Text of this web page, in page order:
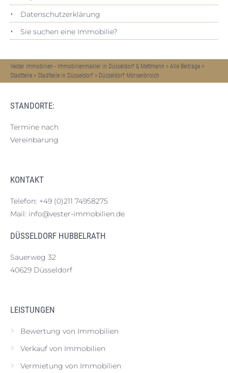
Datenschutz­erklärung
Sie suchen eine Immobilie?
Vester Immobilien - Immobilienmakler in Düsseldorf & Mettmann > Alle Beiträge >
Stadtteile > Stadtteile in Düsseldorf > Düsseldorf Mörsenbroich
STANDORTE:
Termine nach
Vereinbarung
KONTAKT
Telefon: +49 (0)211 74958275
Mail: info@vester-immobilien.de
DÜSSELDORF HUBBELRATH
Sauerweg 32
40629 Düsseldorf
LEISTUNGEN
Bewertung von Immobilien
Verkauf von Immobilien
Vermietung von Immobilien